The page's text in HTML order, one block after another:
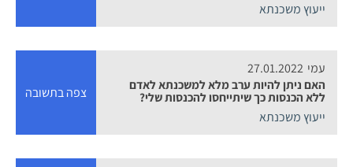
ייעוץ משכנתא
עמי 27.01.2022
האם ניתן להיות ערב מלא למשכנתא לאדם
ללא הכנסות כך שיתייחסו להכנסות שלי?
ייעוץ משכנתא
צפה בתשובה